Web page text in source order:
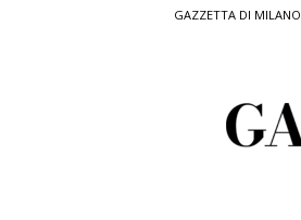
GAZZETTA DI MILANO